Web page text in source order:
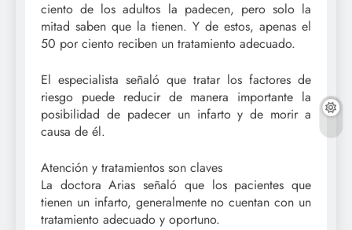
ciento de los adultos la padecen, pero solo la
mitad saben que la tienen. Y de estos, apenas el
50 por ciento reciben un tratamiento adecuado.
El especialista señaló que tratar los factores de
riesgo puede reducir de manera importante la
posibilidad de padecer un infarto y de morir a
causa de él.
Atención y tratamientos son claves
La doctora Arias señaló que los pacientes que
tienen un infarto, generalmente no cuentan con un
tratamiento adecuado y oportuno.